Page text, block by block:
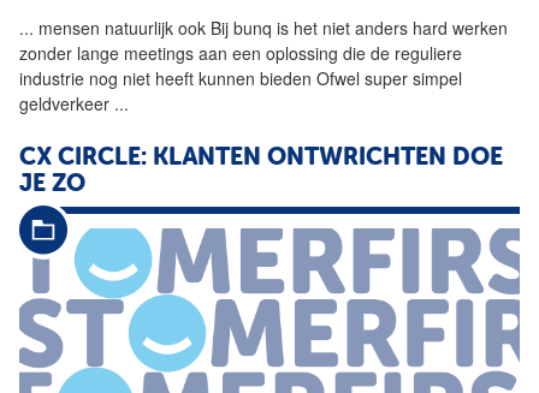
... mensen natuurlijk ook Bij bunq is het niet anders hard werken
zonder lange meetings aan een oplossing die de reguliere
industrie nog niet heeft kunnen bieden Ofwel super simpel
geldverkeer ...
CX CIRCLE: KLANTEN ONTWRICHTEN DOE
JE ZO